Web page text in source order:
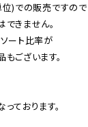
)での販売ですので
きません。
ート比率が
ございます。
ております。